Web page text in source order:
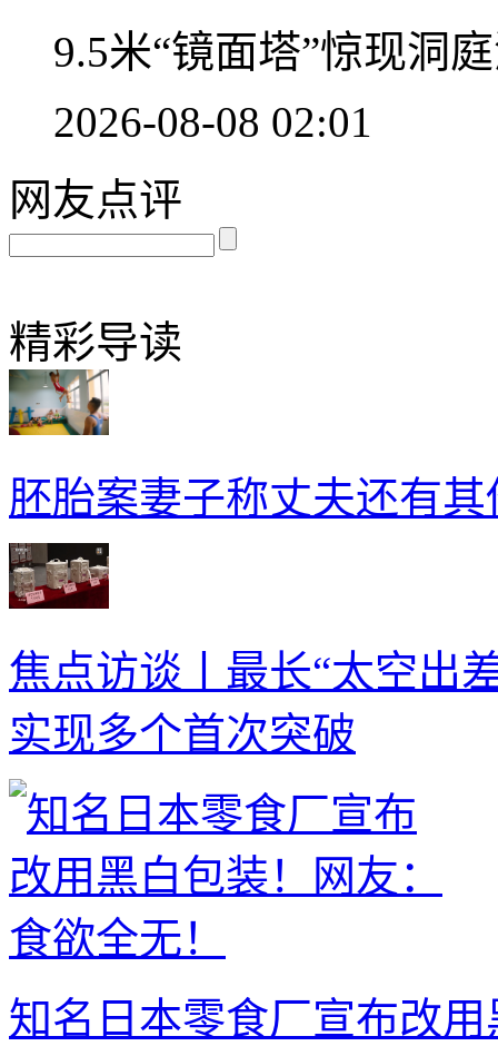
9.5米“镜面塔”惊现洞
2026-08-08 02:01
网友点评
精彩导读
胚胎案妻子称丈夫还有
焦点访谈丨最长“太空出
实现多个首次突破
知名日本零食厂宣布改